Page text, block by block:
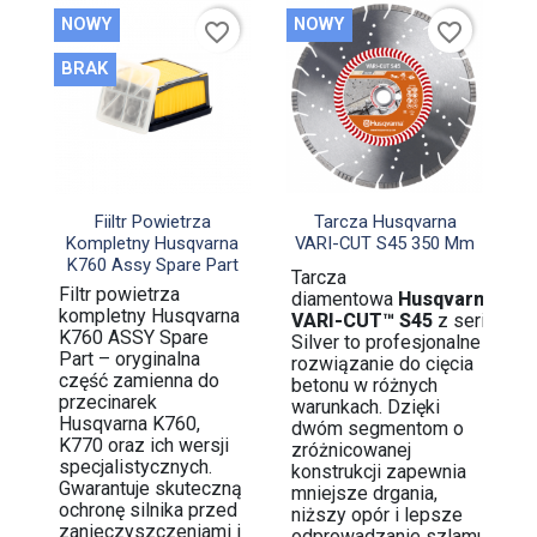
Szybki podgląd
Fiiltr Powietrza
Kompletny Husqvarna
K760 Assy Spare Part
Filtr powietrza
kompletny Husqvarna
K760 ASSY Spare
Part – oryginalna
część zamienna do
przecinarek
Husqvarna K760,
K770 oraz ich wersji
specjalistycznych.
Gwarantuje skuteczną
ochronę silnika przed
zanieczyszczeniami i
NOWY
BRAK
favorite_border
Szybki podgląd
Tarcza Husqvarna
VARI-CUT S45 350 Mm
Tarcza
diamentowa Husqvarna
VARI-CUT™ S45z serii
Silver to profesjonalne
rozwiązanie do cięcia
betonu w różnych
warunkach. Dzięki
dwóm segmentom o
zróżnicowanej
konstrukcji zapewnia
mniejsze drgania,
niższy opór i lepsze
NOWY favorite_border